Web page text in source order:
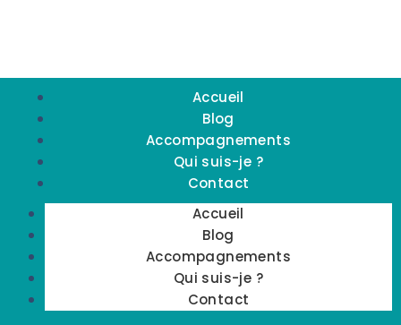
Accueil
Blog
Accompagnements
Qui suis-je ?
Contact
Accueil
Blog
Accompagnements
Qui suis-je ?
Contact